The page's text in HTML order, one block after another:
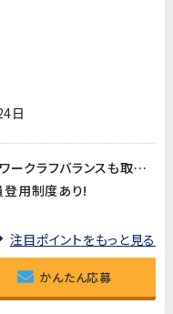
日
《大型連休あり×年間休日124日》ワークラフバランスも取り易い♪
用制度あり!
注目ポイントをもっと見る
かんたん応募